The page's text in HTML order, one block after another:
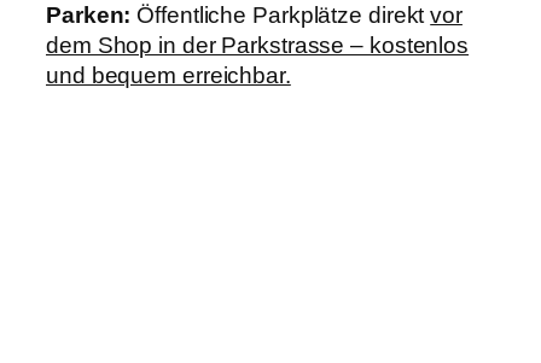
Parken: Öffentliche Parkplätze direktvor
dem Shop in der Parkstrasse – kostenlos
und bequem erreichbar.